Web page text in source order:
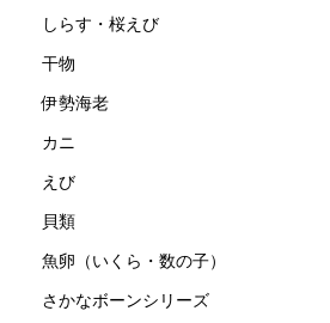
しらす・桜えび
干物
伊勢海老
カニ
えび
貝類
魚卵（いくら・数の子）
さかなボーンシリーズ